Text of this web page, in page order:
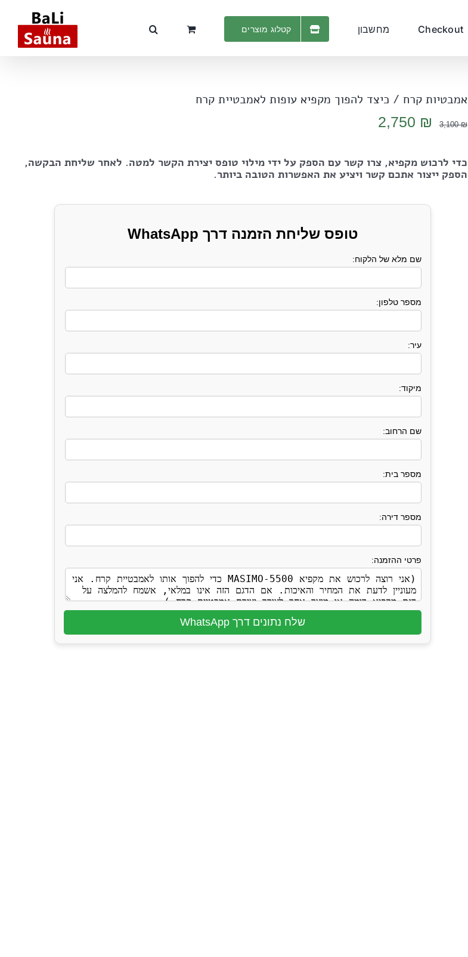
Checkout מחשבון קטלוג מוצרים
אמבטיות קרח / כיצד להפוך מקפיא עופות לאמבטיית קרח
3,100₪
המחיר
היה:
3,100 ₪.
2,750 ₪
הוא:
2,750 ₪.
כדי לרכוש מקפיא, צרו קשר עם הספק על ידי מילוי טופס יצירת הקשר למטה. לאחר שליחת הבקשה,
הספק ייצור אתכם קשר ויציע את האפשרות הטובה ביותר.